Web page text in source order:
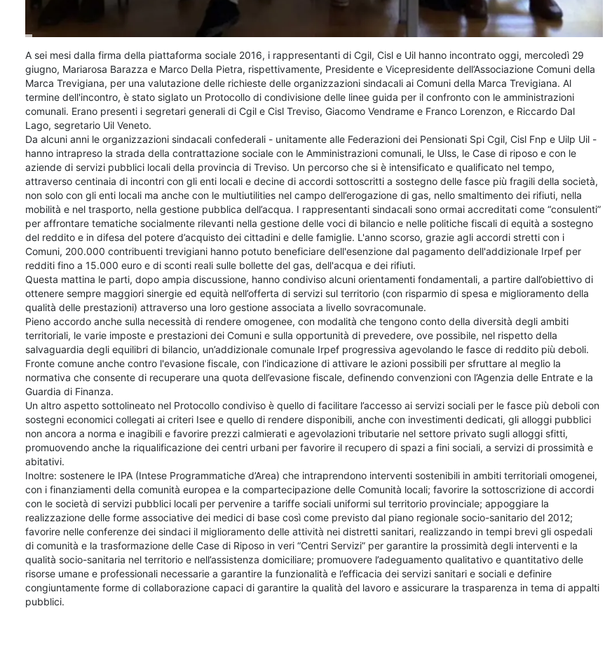
A sei mesi dalla firma della piattaforma sociale 2016, i rappresentanti di Cgil, Cisl e Uil hanno incontrato oggi, mercoledì 29
giugno, Mariarosa Barazza e Marco Della Pietra, rispettivamente, Presidente e Vicepresidente dell’Associazione Comuni della
Marca Trevigiana, per una valutazione delle richieste delle organizzazioni sindacali ai Comuni della Marca Trevigiana. Al
termine dell'incontro, è stato siglato un Protocollo di condivisione delle linee guida per il confronto con le amministrazioni
comunali. Erano presenti i segretari generali di Cgil e Cisl Treviso, Giacomo Vendrame e Franco Lorenzon, e Riccardo Dal
Lago, segretario Uil Veneto.
Da alcuni anni le organizzazioni sindacali confederali - unitamente alle Federazioni dei Pensionati Spi Cgil, Cisl Fnp e Uilp Uil -
hanno intrapreso la strada della contrattazione sociale con le Amministrazioni comunali, le Ulss, le Case di riposo e con le
aziende di servizi pubblici locali della provincia di Treviso. Un percorso che si è intensificato e qualificato nel tempo,
attraverso centinaia di incontri con gli enti locali e decine di accordi sottoscritti a sostegno delle fasce più fragili della società,
non solo con gli enti locali ma anche con le multiutilities nel campo dell’erogazione di gas, nello smaltimento dei rifiuti, nella
mobilità e nel trasporto, nella gestione pubblica dell’acqua. I rappresentanti sindacali sono ormai accreditati come “consulenti”
per affrontare tematiche socialmente rilevanti nella gestione delle voci di bilancio e nelle politiche fiscali di equità a sostegno
del reddito e in difesa del potere d’acquisto dei cittadini e delle famiglie. L'anno scorso, grazie agli accordi stretti con i
Comuni, 200.000 contribuenti trevigiani hanno potuto beneficiare dell'esenzione dal pagamento dell'addizionale Irpef per
redditi fino a 15.000 euro e di sconti reali sulle bollette del gas, dell'acqua e dei rifiuti.
Questa mattina le parti, dopo ampia discussione, hanno condiviso alcuni orientamenti fondamentali, a partire dall’obiettivo di
ottenere sempre maggiori sinergie ed equità nell’offerta di servizi sul territorio (con risparmio di spesa e miglioramento della
qualità delle prestazioni) attraverso una loro gestione associata a livello sovracomunale.
Pieno accordo anche sulla necessità di rendere omogenee, con modalità che tengono conto della diversità degli ambiti
territoriali, le varie imposte e prestazioni dei Comuni e sulla opportunità di prevedere, ove possibile, nel rispetto della
salvaguardia degli equilibri di bilancio, un’addizionale comunale Irpef progressiva agevolando le fasce di reddito più deboli.
Fronte comune anche contro l'evasione fiscale, con l'indicazione di attivare le azioni possibili per sfruttare al meglio la
normativa che consente di recuperare una quota dell’evasione fiscale, definendo convenzioni con l’Agenzia delle Entrate e la
Guardia di Finanza.
Un altro aspetto sottolineato nel Protocollo condiviso è quello di facilitare l’accesso ai servizi sociali per le fasce più deboli con
sostegni economici collegati ai criteri Isee e quello di rendere disponibili, anche con investimenti dedicati, gli alloggi pubblici
non ancora a norma e inagibili e favorire prezzi calmierati e agevolazioni tributarie nel settore privato sugli alloggi sfitti,
promuovendo anche la riqualificazione dei centri urbani per favorire il recupero di spazi a fini sociali, a servizi di prossimità e
abitativi.
Inoltre: sostenere le IPA (Intese Programmatiche d’Area) che intraprendono interventi sostenibili in ambiti territoriali omogenei,
con i finanziamenti della comunità europea e la compartecipazione delle Comunità locali; favorire la sottoscrizione di accordi
con le società di servizi pubblici locali per pervenire a tariffe sociali uniformi sul territorio provinciale; appoggiare la
realizzazione delle forme associative dei medici di base così come previsto dal piano regionale socio-sanitario del 2012;
favorire nelle conferenze dei sindaci il miglioramento delle attività nei distretti sanitari, realizzando in tempi brevi gli ospedali
di comunità e la trasformazione delle Case di Riposo in veri “Centri Servizi” per garantire la prossimità degli interventi e la
qualità socio-sanitaria nel territorio e nell’assistenza domiciliare; promuovere l’adeguamento qualitativo e quantitativo delle
risorse umane e professionali necessarie a garantire la funzionalità e l’efficacia dei servizi sanitari e sociali e definire
congiuntamente forme di collaborazione capaci di garantire la qualità del lavoro e assicurare la trasparenza in tema di appalti
pubblici.